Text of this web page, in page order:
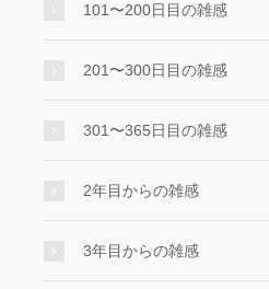
101〜200日目の雑感
201〜300日目の雑感
301〜365日目の雑感
2年目からの雑感
3年目からの雑感